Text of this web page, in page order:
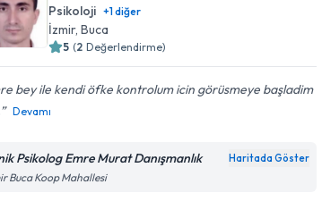
Psikoloji +1diğer
İzmir, Buca
5 (2 Değerlendirme)
bey ile kendi öfke kontrolum icin görüsmeye başladim
Devamı
Psikolog Emre Murat Danışmanlık Haritada Göster
Buca Koop Mahallesi